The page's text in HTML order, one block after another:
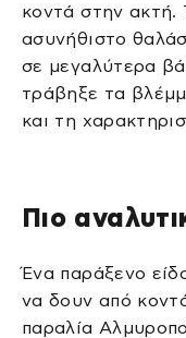
κοντά στην ακτή.
ασυνήθιστο
σε μεγαλύτερα
τράβηξε τα
και τη
Πιο
Ένα παράξενο
να δουν από
παραλία